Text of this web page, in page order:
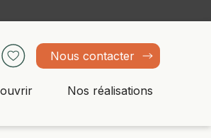
Nous contacter
Nos réalisations